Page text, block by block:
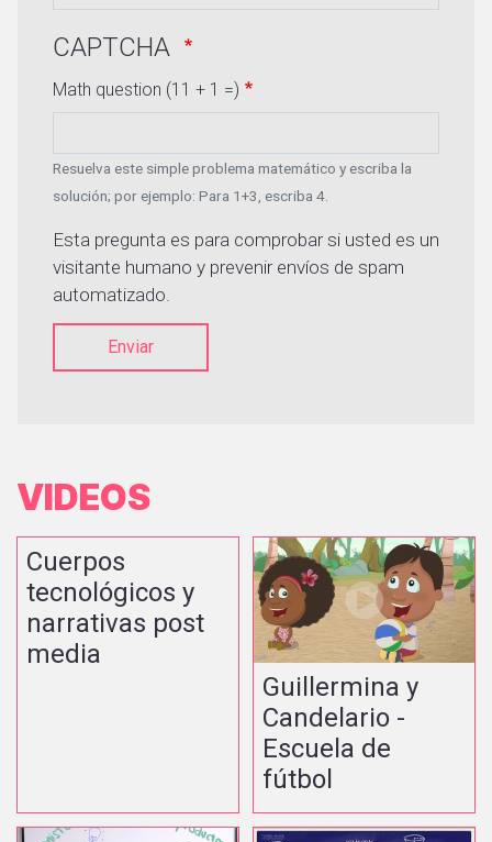
CAPTCHA
Math question (11 + 1 =)
Resuelva este simple problema matemático y escriba la
solución; por ejemplo: Para 1+3, escriba 4.
Esta pregunta es para comprobar si usted es un
visitante humano y prevenir envíos de spam
automatizado.
Enviar
VIDEOS
Cuerpos
tecnológicos y
narrativas post
media
Guillermina y
Candelario -
Escuela de
fútbol